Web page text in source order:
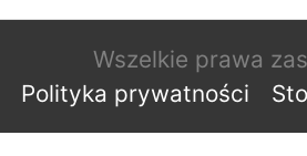
Wszelkie prawa
Polityka prywatności